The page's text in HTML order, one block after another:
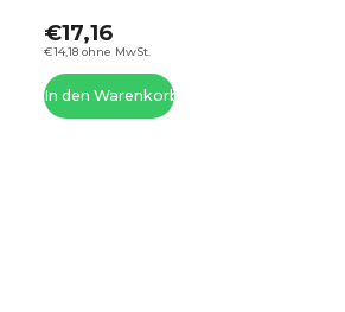
€33,02 ohne MwSt.
€39,96
In den Warenkorb